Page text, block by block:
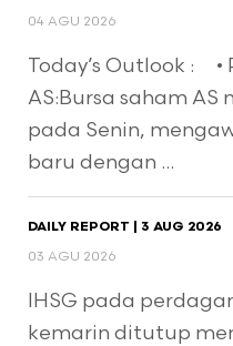
04 AGU 2026
Today’s Outlook : •
AS:Bursa saham AS
pada Senin,
baru dengan ...
DAILY REPORT | 3 AUG 2026
03 AGU 2026
IHSG pada
kemarin ditutup